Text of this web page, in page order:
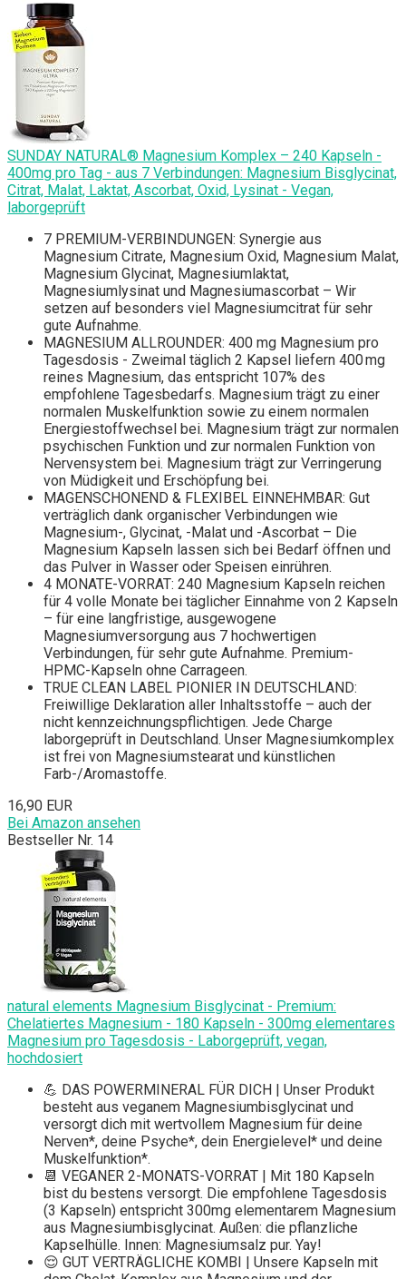
SUNDAY NATURAL® Magnesium Komplex – 240 Kapseln -
400mg pro Tag - aus 7 Verbindungen: Magnesium Bisglycinat,
Citrat, Malat, Laktat, Ascorbat, Oxid, Lysinat - Vegan,
laborgeprüft
7 PREMIUM-VERBINDUNGEN: Synergie aus
Magnesium Citrate, Magnesium Oxid, Magnesium Malat,
Magnesium Glycinat, Magnesiumlaktat,
Magnesiumlysinat und Magnesiumascorbat – Wir
setzen auf besonders viel Magnesiumcitrat für sehr
gute Aufnahme.
MAGNESIUM ALLROUNDER: 400 mg Magnesium pro
Tagesdosis - Zweimal täglich 2 Kapsel liefern 400 mg
reines Magnesium, das entspricht 107% des
empfohlene Tagesbedarfs. Magnesium trägt zu einer
normalen Muskelfunktion sowie zu einem normalen
Energiestoffwechsel bei. Magnesium trägt zur normalen
psychischen Funktion und zur normalen Funktion von
Nervensystem bei. Magnesium trägt zur Verringerung
von Müdigkeit und Erschöpfung bei.
MAGENSCHONEND & FLEXIBEL EINNEHMBAR: Gut
verträglich dank organischer Verbindungen wie
Magnesium-, Glycinat, -Malat und -Ascorbat – Die
Magnesium Kapseln lassen sich bei Bedarf öffnen und
das Pulver in Wasser oder Speisen einrühren.
4 MONATE-VORRAT: 240 Magnesium Kapseln reichen
für 4 volle Monate bei täglicher Einnahme von 2 Kapseln
– für eine langfristige, ausgewogene
Magnesiumversorgung aus 7 hochwertigen
Verbindungen, für sehr gute Aufnahme. Premium-
HPMC-Kapseln ohne Carrageen.
TRUE CLEAN LABEL PIONIER IN DEUTSCHLAND:
Freiwillige Deklaration aller Inhaltsstoffe – auch der
nicht kennzeichnungspflichtigen. Jede Charge
laborgeprüft in Deutschland. Unser Magnesiumkomplex
ist frei von Magnesiumstearat und künstlichen
Farb-/Aromastoffe.
16,90 EUR
Bei Amazon ansehen
Bestseller Nr. 14
natural elements Magnesium Bisglycinat - Premium:
Chelatiertes Magnesium - 180 Kapseln - 300mg elementares
Magnesium pro Tagesdosis - Laborgeprüft, vegan,
hochdosiert
💪 DAS POWERMINERAL FÜR DICH | Unser Produkt
besteht aus veganem Magnesiumbisglycinat und
versorgt dich mit wertvollem Magnesium für deine
Nerven*, deine Psyche*, dein Energielevel* und deine
Muskelfunktion*.
📆 VEGANER 2-MONATS-VORRAT | Mit 180 Kapseln
bist du bestens versorgt. Die empfohlene Tagesdosis
(3 Kapseln) entspricht 300mg elementarem Magnesium
aus Magnesiumbisglycinat. Außen: die pflanzliche
Kapselhülle. Innen: Magnesiumsalz pur. Yay!
😌 GUT VERTRÄGLICHE KOMBI | Unsere Kapseln mit